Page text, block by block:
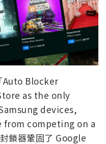
Auto Blocker
as the only
devices,
competing on a
器鞏固了 Google